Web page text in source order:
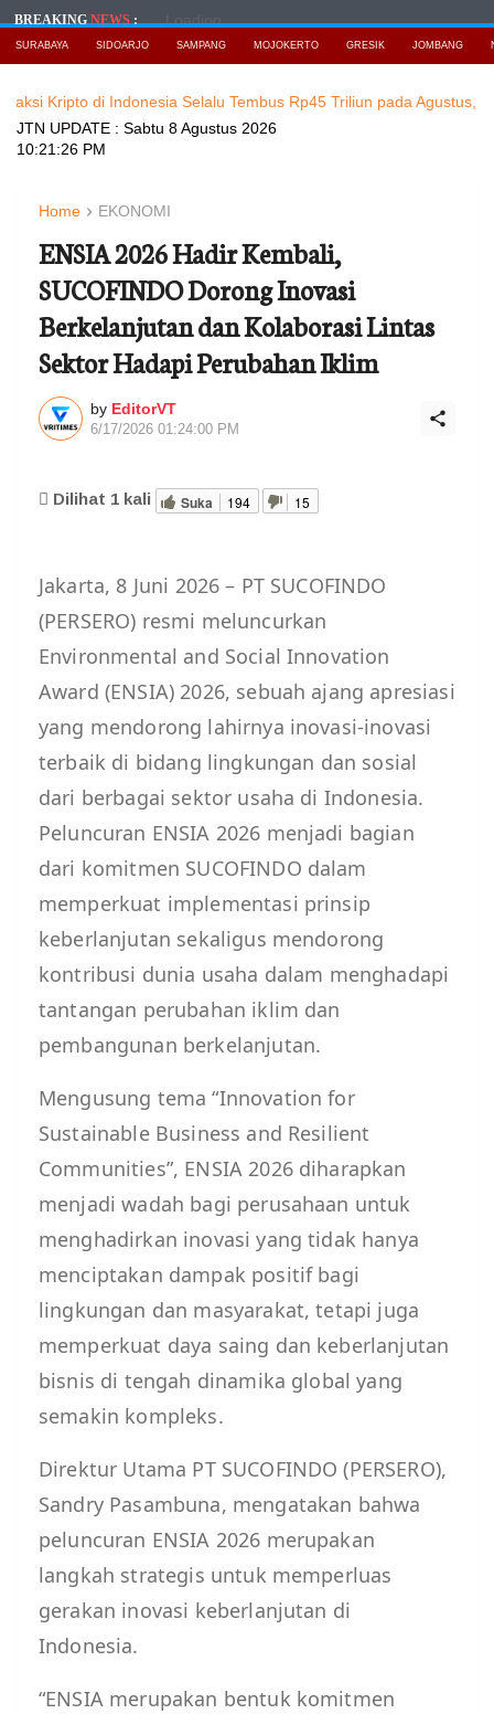
BREAKINGNEWS: Loading...
SURABAYA SIDOARJO SAMPANG MOJOKERTO GRESIK JOMBANG
di Indonesia Selalu Tembus Rp45 Triliun pada Agustus, Apa
JTN UPDATE : Sabtu 8 Agustus 2026
10:21:28 PM
Home EKONOMI
ENSIA 2026 Hadir Kembali,
SUCOFINDO Dorong Inovasi
Berkelanjutan dan Kolaborasi Lintas
Sektor Hadapi Perubahan Iklim
by EditorVT
6/17/2026 01:24:00 PM
Dilihat 1 kali Suka 194 15
Jakarta, 8 Juni 2026 – PT SUCOFINDO
(PERSERO) resmi meluncurkan
Environmental and Social Innovation
Award (ENSIA) 2026, sebuah ajang apresiasi
yang mendorong lahirnya inovasi-inovasi
terbaik di bidang lingkungan dan sosial
dari berbagai sektor usaha di Indonesia.
Peluncuran ENSIA 2026 menjadi bagian
dari komitmen SUCOFINDO dalam
memperkuat implementasi prinsip
keberlanjutan sekaligus mendorong
kontribusi dunia usaha dalam menghadapi
tantangan perubahan iklim dan
pembangunan berkelanjutan.
Mengusung tema “Innovation for
Sustainable Business and Resilient
Communities”, ENSIA 2026 diharapkan
menjadi wadah bagi perusahaan untuk
menghadirkan inovasi yang tidak hanya
menciptakan dampak positif bagi
lingkungan dan masyarakat, tetapi juga
memperkuat daya saing dan keberlanjutan
bisnis di tengah dinamika global yang
semakin kompleks.
Direktur Utama PT SUCOFINDO (PERSERO),
Sandry Pasambuna, mengatakan bahwa
peluncuran ENSIA 2026 merupakan
langkah strategis untuk memperluas
gerakan inovasi keberlanjutan di
Indonesia.
“ENSIA merupakan bentuk komitmen